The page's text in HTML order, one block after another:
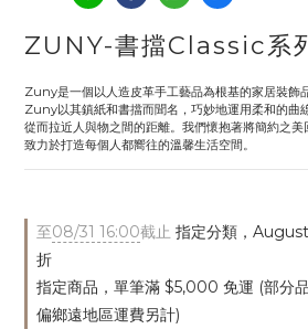
ZUNY-書擋Classic系
Zuny是一個以人造皮革手工藝品為根基的家居裝飾
Zuny以其鎮紙和書擋而聞名，巧妙地運用柔和的曲
從而拉近人與物之間的距離。我們懷抱著將簡約之美
致力於打造每個人都嚮往的溫馨生活空間。
至08/31 16:00截止 指定分類，
折
指定商品，單筆滿 $5,000 免運 (部分
偏鄉遠地區運費另計)